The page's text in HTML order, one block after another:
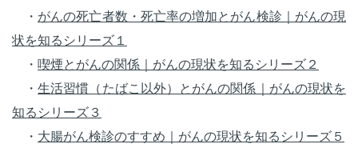
・ がんの死亡者数・死亡率の増加とがん検診｜がんの現
状を知るシリーズ１
・ 喫煙とがんの関係｜がんの現状を知るシリーズ２
・生活習慣（たばこ以外）とがんの関係｜がんの現状を
知るシリーズ３
・ 大腸がん検診のすすめ｜がんの現状を知るシリーズ５